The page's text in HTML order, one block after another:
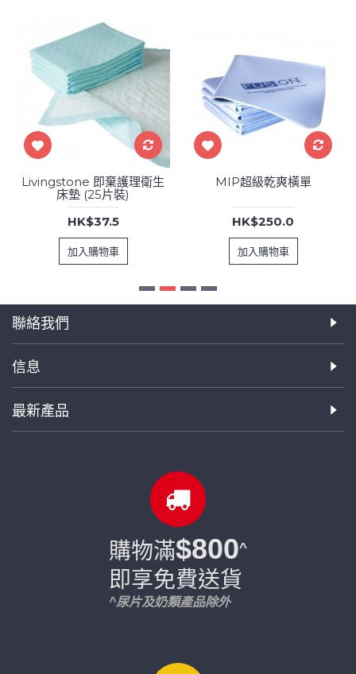
Livingstone 即棄護理衛生
床墊 (25片裝)
HK$37.5
加入購物車
MIP超級乾爽橫單
HK$250.0
加入購物車
聯絡我們
信息
最新產品
購物滿$800^
即享免費送貨
^尿片及奶類產品除外